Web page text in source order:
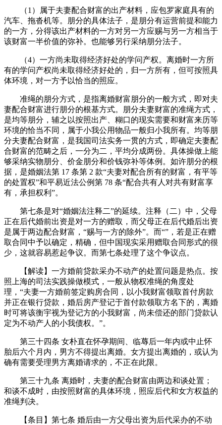
（1）属于夫妻配合财富的出产材料，应包罗家庭具有的
汽车、拖沓机等。朋分的具体法子，是朋分有运营前提和能力
的一方，分得该出产材料的一方对另一方应赐与另一方相当于
该财富一半价值的弥补。也能够另行采纳朋分法子。
（4）一方尚未取得经济好处的学问产权。离婚时一方所
有的学问产权尚未取得经济好处的，归一方所有，但可按照具
体环境，对一方予以恰当的照应。
准绳的朋分方式，是指离婚财富朋分的一般方式，即对夫
妻配合财富进行朋分的根基方式。朋分夫妻财富的准绳方式，
是均等朋分，辅之以按照出产、糊口的现实需要和财富来历等
环境的恰当不同，属于小我公用物品一般归小我所有。均等朋
分夫妻配合财富，是我国司法实务一贯的方式，即确定夫妻配
合财富的范畴之后，一分为二，平均分成两份。具体操做上能
够采纳实物朋分、价金朋分和价钱弥补等体例。如许朋分的根
据，是婚姻法第 17 条第 2 款“夫妻对配合所有的财富，有平等
的处置权”和平易近法公例第 78 条“配合共有人对共有财富享
有，承担权利”。
第七条是对“婚姻法注释二”的延续。注释（二）中，父母
正在后代婚前出资是对一方的赠取，而父母正在后代婚后出资
是属于两边配合财富，“赐与一方的除外”。而“”，若是正在赠
取合同中予以确定，精确，但中国现实采用赠取合同形式的很
少，这就容易惹起争议。而第七条处理了这个争议点。
【解读】一方婚前贷款采办不动产的处置问题是热点。按
照上海的司法实践操做模式，一般从物权准绳的角度处
理，“夫妻一方婚前签定购房合同，以小我财富领取首付房款
并正在银行贷款，婚后房产登记于首付款领取方名下的，离婚
时可将该衡宇视为登记方的小我财富，尚未偿还的部门贷款认
定为不动产人的小我债权。”。
第三十四条 女朴直在怀孕期间、临蓐后一年内或中止怀
胎后六个月内，男方不得提出离婚。女方提出离婚的，或认为
确有需要受理男方离婚请求的，不正在此限。
第三十九条 离婚时，夫妻的配合财富由两边和谈处置；
和谈不成时，由按照财富的具体环境，照应后代和女方权益的
准绳判决。
【条目】第七条 婚后由一方父母出资为后代采办的不动